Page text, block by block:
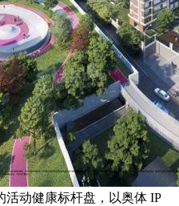
动健康标杆盘，以奥体 IP